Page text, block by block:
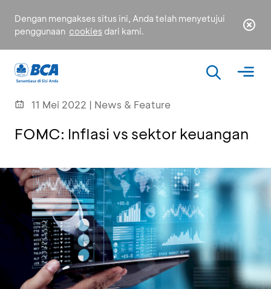
Dengan mengakses situs ini, Anda telah menyetujui
penggunaan cookies dari kami.
11 Mei 2022 | News & Feature
FOMC: Inflasi vs sektor keuangan